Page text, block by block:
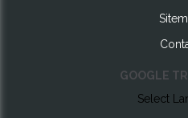
GOOGLE
Select